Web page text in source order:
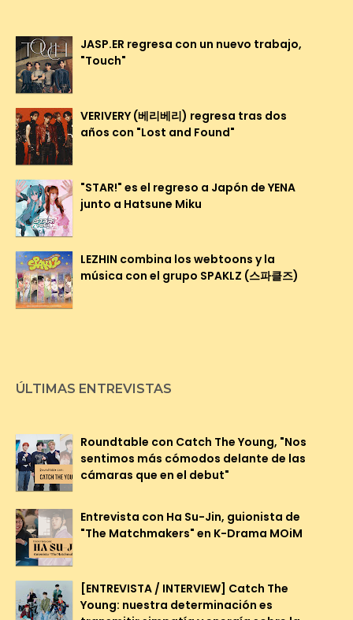
JASP.ER regresa con un nuevo trabajo,
"Touch"
VERIVERY (베리베리) regresa tras dos
años con "Lost and Found"
"STAR!" es el regreso a Japón de YENA
junto a Hatsune Miku
LEZHIN combina los webtoons y la
música con el grupo SPAKLZ (스파클즈)
ÚLTIMAS ENTREVISTAS
Roundtable con Catch The Young, "Nos
sentimos más cómodos delante de las
cámaras que en el debut"
Entrevista con Ha Su-Jin, guionista de
"The Matchmakers" en K-Drama MOiM
[ENTREVISTA / INTERVIEW] Catch The
Young: nuestra determinación es